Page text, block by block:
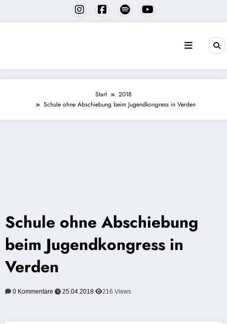
springen
Start
2018
Schule ohne Abschiebung beim Jugendkongress in Verden
Schule ohne Abschiebung
beim Jugendkongress in
Verden
0 Kommentare 25.04.2018 216 Views